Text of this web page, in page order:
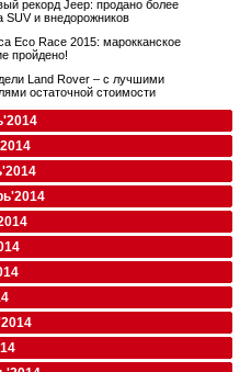
рекорд Jeep: продано более
SUV и внедорожников
Eco Race 2015: марокканское
пройдено!
Land Rover – с лучшими
остаточной стоимости